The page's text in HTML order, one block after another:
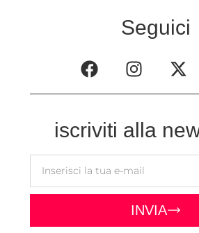
Seguici
iscriviti alla
INVIA